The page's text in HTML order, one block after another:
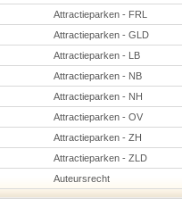
Attractieparken - FRL
Attractieparken - GLD
Attractieparken - LB
Attractieparken - NB
Attractieparken - NH
Attractieparken - OV
Attractieparken - ZH
Attractieparken - ZLD
Auteursrecht